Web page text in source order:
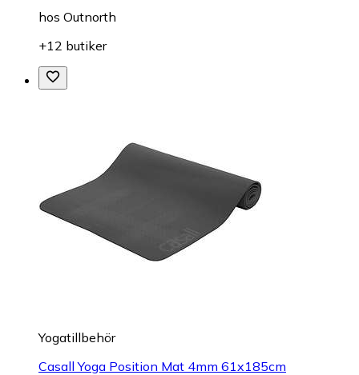
hos Outnorth
+12 butiker
Yogatillbehör
Casall Yoga Position Mat 4mm 61x185cm